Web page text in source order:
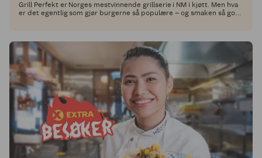
Grill Perfekt er Norges mestvinnende grillserie i NM i kjøtt. Men hva
er det egentlig som gjør burgerne så populære – og smaken så god?